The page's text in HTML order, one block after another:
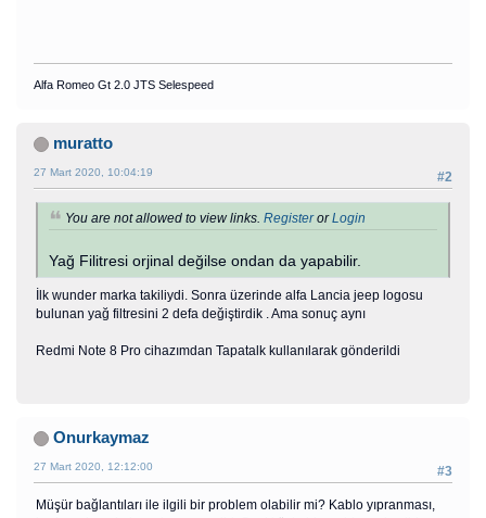
Alfa Romeo Gt 2.0 JTS Selespeed
muratto
#2
27 Mart 2020, 10:04:19
You are not allowed to view links. RegisterorLogin
Yağ Filitresi orjinal değilse ondan da yapabilir.
İlk wunder marka takiliydi. Sonra üzerinde alfa Lancia jeep logosu
bulunan yağ filtresini 2 defa değiştirdik . Ama sonuç aynı
Redmi Note 8 Pro cihazımdan Tapatalk kullanılarak gönderildi
Onurkaymaz
#3
27 Mart 2020, 12:12:00
Müşür bağlantıları ile ilgili bir problem olabilir mi? Kablo yıpranması,